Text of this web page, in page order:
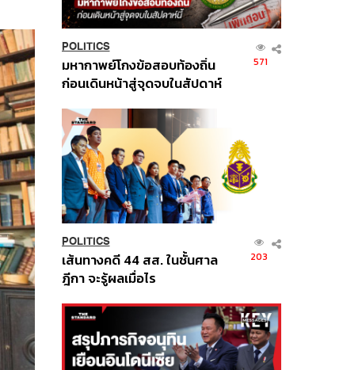
POLITICS
มหากาพย์โกงข้อสอบท้องถิ่น
ก่อนเดินหน้าสู่จุดจบในสัปดาห์
571
POLITICS
เส้นทางคดี 44 สส. ในชั้นศาล
ฎีกา จะรู้ผลเมื่อไร
203